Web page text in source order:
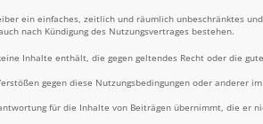
ein einfaches, zeitlich und räumlich unbeschränktes
nach Kündigung des Nutzungsvertrages bestehen.
Inhalte enthält, die gegen geltendes Recht oder die
gegen diese Nutzungsbedingungen oder
für die Inhalte von Beiträgen übernimmt, die